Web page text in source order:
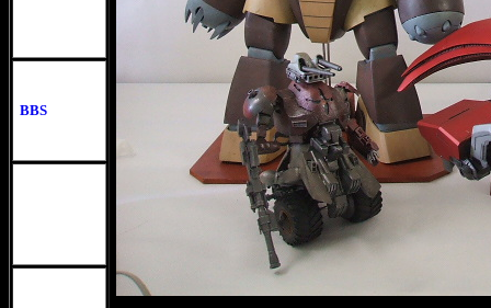
BBS